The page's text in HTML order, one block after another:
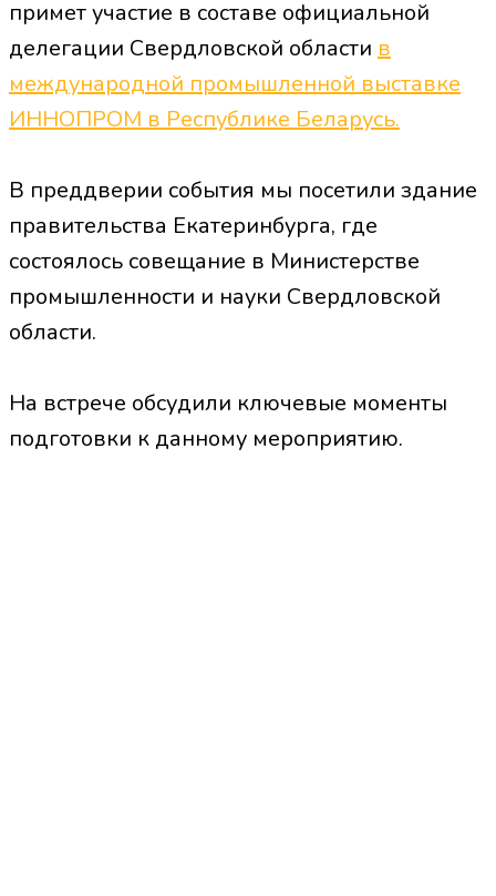
примет участие в составе официальной
делегации Свердловской области в
международной промышленной выставке
ИННОПРОМ в Республике Беларусь.
В преддверии события мы посетили здание
правительства Екатеринбурга, где
состоялось совещание в Министерстве
промышленности и науки Свердловской
области.
На встрече обсудили ключевые моменты
подготовки к данному мероприятию.